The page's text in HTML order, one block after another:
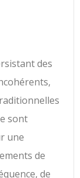
des
sont
une
de
de